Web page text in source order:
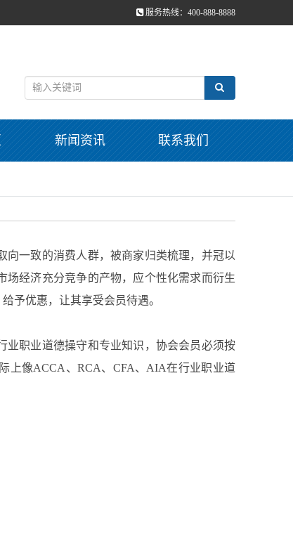
服务热线：400-888-8888
新闻资讯 联系我们
向一致的消费人群，被商家归类梳理，并冠以
经济充分竞争的产物，应个性化需求而衍生
予优惠，让其享受会员待遇。
业职业道德操守和专业知识，协会会员必须按
上像ACCA、RCA、CFA、AIA在行业职业道